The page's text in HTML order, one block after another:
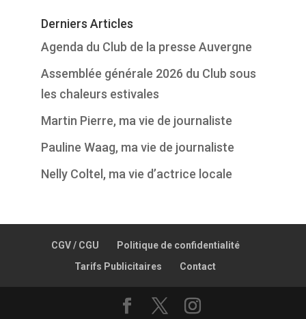
Derniers Articles
Agenda du Club de la presse Auvergne
Assemblée générale 2026 du Club sous
les chaleurs estivales
Martin Pierre, ma vie de journaliste
Pauline Waag, ma vie de journaliste
Nelly Coltel, ma vie d’actrice locale
CGV / CGU
Politique de confidentialité
Tarifs Publicitaires
Contact